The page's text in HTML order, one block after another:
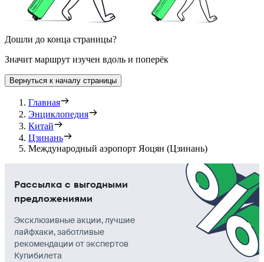
Дошли до конца страницы?
Значит маршрут изучен вдоль и поперёк
Вернуться к началу страницы
Главная
Энциклопедия
Китай
Цзинань
Международный аэропорт Яоцян (Цзинань)
Рассылка с выгодными
предложениями
Эксклюзивные акции, лучшие
лайфхаки, заботливые
рекомендации от экспертов
Купибилета